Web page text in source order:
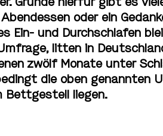
oder ein
Ein- und Durchschlafen
litten in
zwölf Monate unter
die oben genannten
Bettgestell liegen.